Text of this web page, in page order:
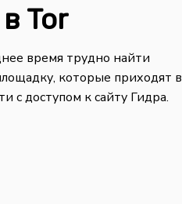
Tor
время трудно найти
которые приходят в
с доступом к сайту Гидра.